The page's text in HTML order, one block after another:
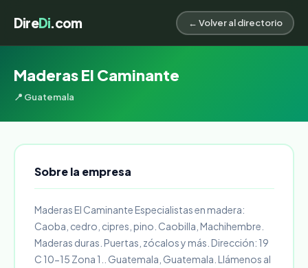
DireDi.com ← Volver al directorio
Maderas El Caminante
📍 Guatemala
Sobre la empresa
Maderas El Caminante Especialistas en madera:
Caoba, cedro, cipres, pino. Caobilla, Machihembre.
Maderas duras. Puertas, zócalos y más. Dirección: 19
C 10-15 Zona 1.. Guatemala, Guatemala. Llámenos al